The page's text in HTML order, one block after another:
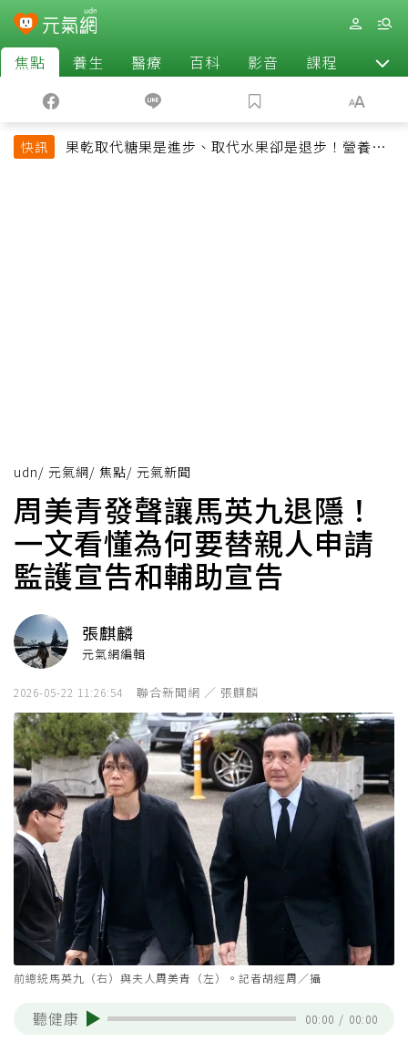
焦點 養生 醫療 百科 影音 課程 退休
快訊
果乾取代糖果是進步、取代水果卻是退步！營養師
udn/ 元氣網/ 焦點/ 元氣新聞
周美青發聲讓馬英九退隱！
一文看懂為何要替親人申請
監護宣告和輔助宣告
張麒麟
元氣網編輯
2026-05-22 11:26:54 聯合新聞網 ／ 張麒麟
前總統馬英九（右）與夫人周美青（左）。記者胡經周／攝
聽健康 00:00 / 00:00